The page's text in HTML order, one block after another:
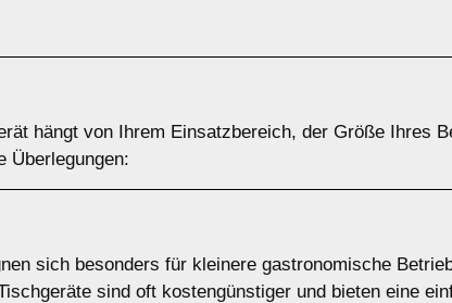
hängt von Ihrem Einsatzbereich, der Größe Ihres
Überlegungen:
sich besonders für kleinere gastronomische
sind oft kostengünstiger und bieten eine